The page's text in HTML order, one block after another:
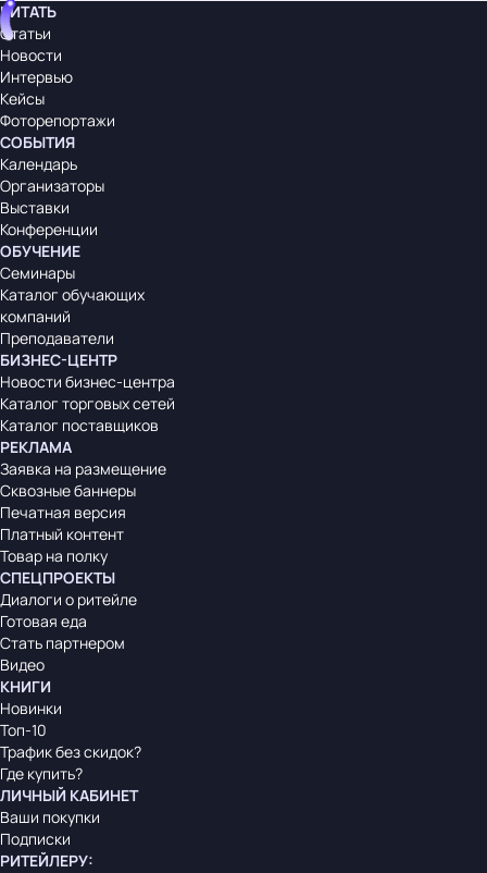
ЧИТАТЬ
Статьи
Новости
Интервью
Кейсы
Фоторепортажи
СОБЫТИЯ
Календарь
Организаторы
Выставки
Конференции
ОБУЧЕНИЕ
Семинары
Каталог обучающих
компаний
Преподаватели
БИЗНЕС-ЦЕНТР
Новости бизнес-центра
Каталог торговых сетей
Каталог поставщиков
РЕКЛАМА
Заявка на размещение
Сквозные баннеры
Печатная версия
Платный контент
Товар на полку
СПЕЦПРОЕКТЫ
Диалоги о ритейле
Готовая еда
Стать партнером
Видео
КНИГИ
Новинки
Топ-10
Трафик без скидок?
Где купить?
ЛИЧНЫЙ КАБИНЕТ
Ваши покупки
Подписки
РИТЕЙЛЕРУ: